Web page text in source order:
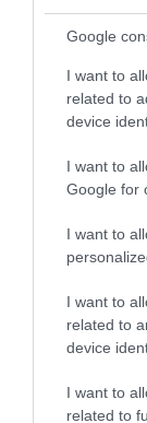
Google
I want to
related to
device
I want to
Google for
I want to
I want to
related to
device
I want to
related to
27.05.2024 | 22:37
Σύγκρουση
περιορίζει
αντίποινα
Για
κυβέρνηση